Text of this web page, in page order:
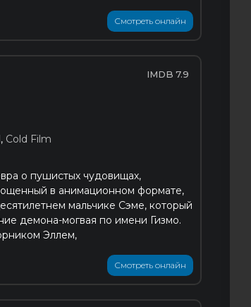
Смотреть онлайн
7.9
, Cold Film
о пушистых чудовищах,
в анимационном формате,
мальчике Сэме, который
демона-могвая по имени Гизмо.
Эллем,
Смотреть онлайн